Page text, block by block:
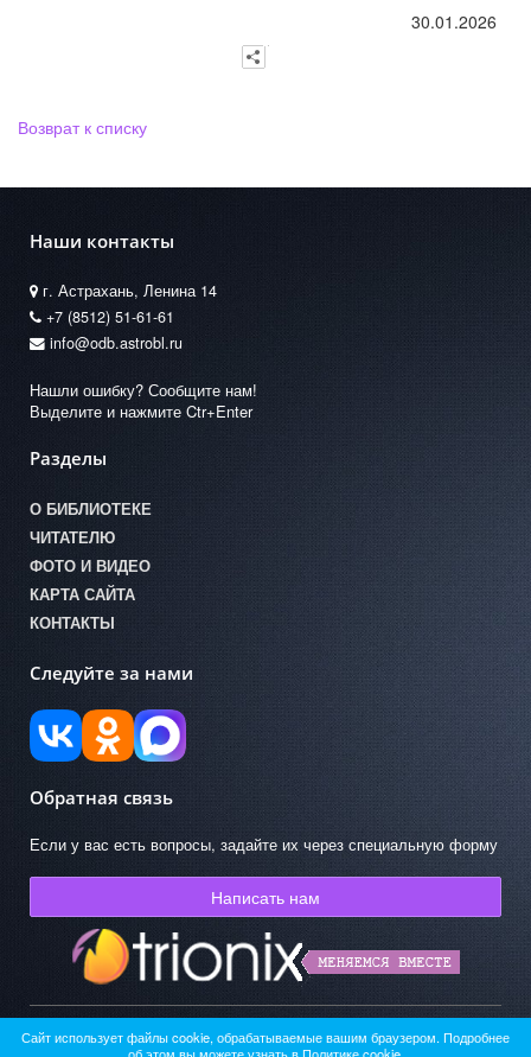
30.01.2026
Возврат к списку
Наши контакты
г. Астрахань, Ленина 14
+7 (8512) 51-61-61
info@odb.astrobl.ru
Нашли ошибку? Сообщите нам!
Выделите и нажмите Ctr+Enter
Разделы
О БИБЛИОТЕКЕ
ЧИТАТЕЛЮ
ФОТО И ВИДЕО
КАРТА САЙТА
КОНТАКТЫ
Следуйте за нами
Обратная связь
Если у вас есть вопросы, задайте их через специальную форму
Написать нам
© ГКУК АО «Областная детская библиотека» 2026
Сайт использует файлы cookie, обрабатываемые вашим браузером. Подробнее